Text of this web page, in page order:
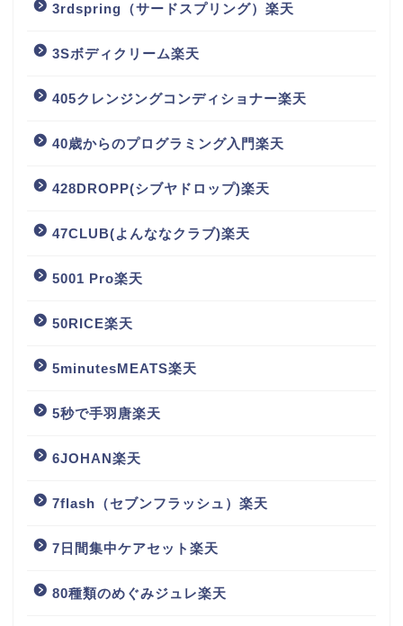
3rdspring（サードスプリング）楽天
3Sボディクリーム楽天
405クレンジングコンディショナー楽天
40歳からのプログラミング入門楽天
428DROPP(シブヤドロップ)楽天
47CLUB(よんななクラブ)楽天
5001 Pro楽天
50RICE楽天
5minutesMEATS楽天
5秒で手羽唐楽天
6JOHAN楽天
7flash（セブンフラッシュ）楽天
7日間集中ケアセット楽天
80種類のめぐみジュレ楽天